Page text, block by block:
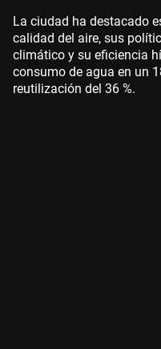
La ciudad ha destacado
calidad del aire, sus
climático y su eficiencia
consumo de agua en un
reutilización del 36 %.